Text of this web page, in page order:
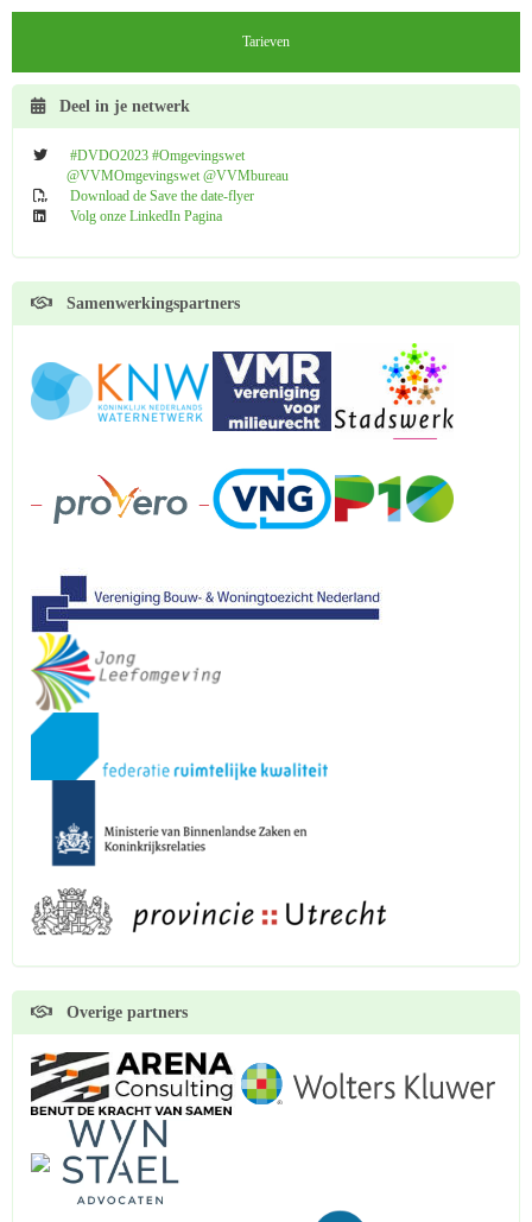
Tarieven
Deel in je netwerk
#DVDO2023 #Omgevingswet
@VVMOmgevingswet @VVMbureau
Download de Save the date-flyer
Volg onze LinkedIn Pagina
Samenwerkingspartners
Overige partners